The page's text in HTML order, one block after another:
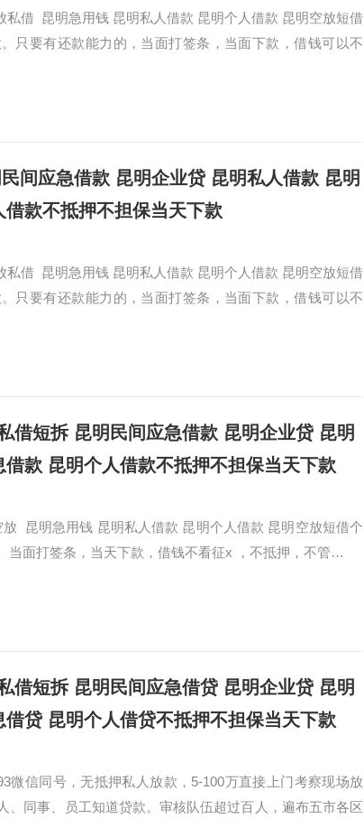
私借 昆明急用钱 昆明私人借款 昆明个人借款 昆明空放短借
只要有还款能力的，当面打签条，当面下款，借钱可以不
间应急借款 昆明企业贷 昆明私人借款 昆明
款不抵押不担保当天下款
私借 昆明急用钱 昆明私人借款 昆明个人借款 昆明空放短借
只要有还款能力的，当面打签条，当面下款，借钱可以不
借短拆 昆明民间应急借款 昆明企业贷 昆明
款 昆明个人借款不抵押不担保当天下款
放 昆明急用钱 昆明私人借款 昆明个人借款 昆明空放短借个
当面打签条，当天下款，借钱不看征x ，不抵押，不管…
借短拆 昆明民间应急借贷 昆明企业贷 昆明
贷 昆明个人借贷不抵押不担保当天下款
微信同号，无抵押私人放款，5-100万直接上门考察现场放
、同事、员工知道贷款。审核队伍超过百人，遍布五市各区